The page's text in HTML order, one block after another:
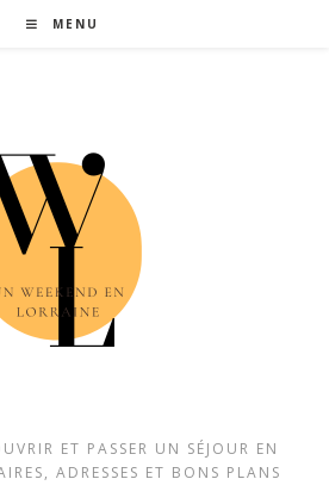
MENU
ET PASSER UN SÉJOUR EN
ADRESSES ET BONS PLANS